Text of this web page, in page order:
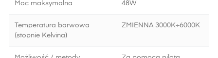
Moc maksymalna 48W
Temperatura barwowa
(stopnie Kelvina)
ZMIENNA 3000K÷6000K